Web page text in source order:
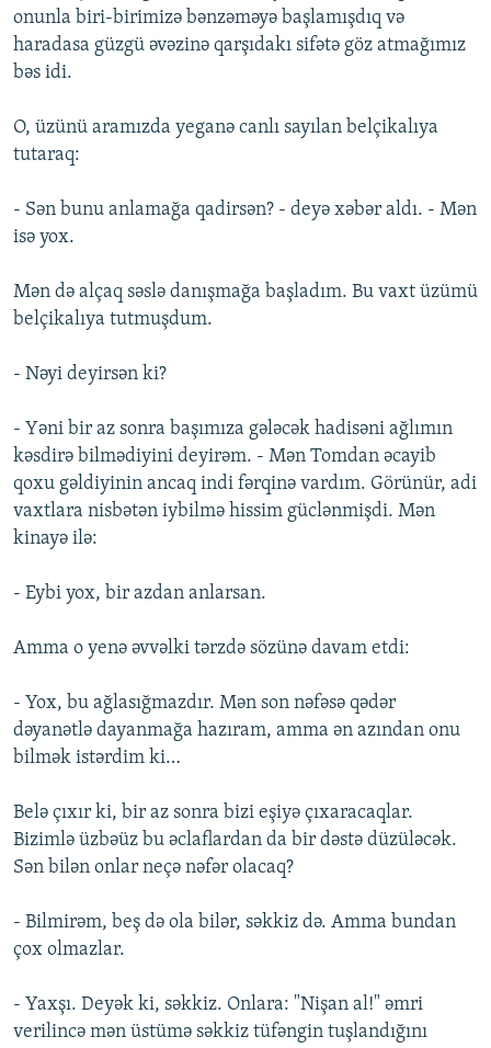
onunla biri-birimizə bənzəməyə başlamışdıq və
haradasa güzgü əvəzinə qarşıdakı sifətə göz atmağımız
bəs idi.
O, üzünü aramızda yeganə canlı sayılan belçikalıya
tutaraq:
- Sən bunu anlamağa qadirsən? - deyə xəbər aldı. - Mən
isə yox.
Mən də alçaq səslə danışmağa başladım. Bu vaxt üzümü
belçikalıya tutmuşdum.
- Nəyi deyirsən ki?
- Yəni bir az sonra başımıza gələcək hadisəni ağlımın
kəsdirə bilmədiyini deyirəm. - Mən Tomdan əcayib
qoxu gəldiyinin ancaq indi fərqinə vardım. Görünür, adi
vaxtlara nisbətən iybilmə hissim güclənmişdi. Mən
kinayə ilə:
- Eybi yox, bir azdan anlarsan.
Amma o yenə əvvəlki tərzdə sözünə davam etdi:
- Yox, bu ağlasığmazdır. Mən son nəfəsə qədər
dəyanətlə dayanmağa hazıram, amma ən azından onu
bilmək istərdim ki…
Belə çıxır ki, bir az sonra bizi eşiyə çıxaracaqlar.
Bizimlə üzbəüz bu əclaflardan da bir dəstə düzüləcək.
Sən bilən onlar neçə nəfər olacaq?
- Bilmirəm, beş də ola bilər, səkkiz də. Amma bundan
çox olmazlar.
- Yaxşı. Deyək ki, səkkiz. Onlara: "Nişan al!" əmri
verilincə mən üstümə səkkiz tüfəngin tuşlandığını